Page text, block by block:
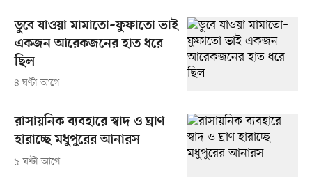
ডুবে যাওয়া মামাতো–ফুফাতো ভাই
একজন আরেকজনের হাত ধরে
ছিল
৪ ঘণ্টা আগে
রাসায়নিক ব্যবহারে স্বাদ ও ঘ্রাণ
হারাচ্ছে মধুপুরের আনারস
৯ ঘণ্টা আগে